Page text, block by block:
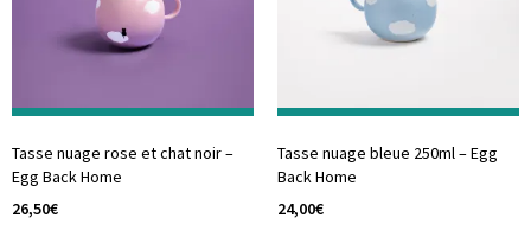
Tasse nuage rose et chat noir –
Egg Back Home
26,50€
Tasse nuage bleue 250ml – Egg
Back Home
24,00€